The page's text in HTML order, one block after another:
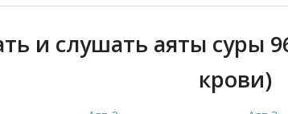
и слушать аяты суры
крови)